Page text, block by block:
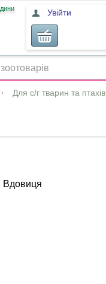
Увійти
Для с/г тварин та птахів
Вдовиця